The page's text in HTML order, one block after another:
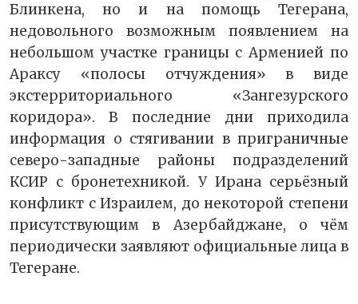
Блинкена, но и на помощь Тегерана,
недовольного возможным появлением на
небольшом участке границы с Арменией по
Араксу «полосы отчуждения» в виде
экстерриториального «Зангезурского
коридора». В последние дни приходила
информация о стягивании в приграничные
северо-западные районы подразделений
КСИР с бронетехникой. У Ирана серьёзный
конфликт с Израилем, до некоторой степени
присутствующим в Азербайджане, о чём
периодически заявляют официальные лица в
Тегеране.